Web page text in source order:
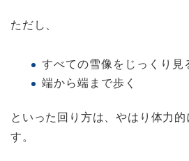
ただし、
すべての雪像をじっくり見
端から端まで歩く
といった回り方は、やはり体力
す。